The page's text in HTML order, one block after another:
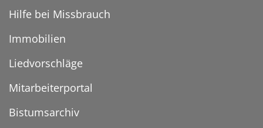
Hilfe bei Missbrauch
Immobilien
Liedvorschläge
Mitarbeiterportal
Bistumsarchiv